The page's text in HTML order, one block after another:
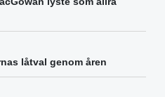
låtval genom åren